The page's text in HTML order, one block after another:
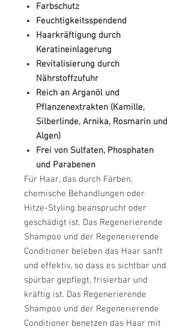
Farbschutz
Feuchtigkeitsspendend
Haarkräftigung durch
Keratineinlagerung
Revitalisierung durch
Nährstoffzufuhr
Reich an Arganöl und
Pflanzenextrakten (Kamille,
Silberlinde, Arnika, Rosmarin und
Algen)
Frei von Sulfaten, Phosphaten
und Parabenen
Für Haar, das durch Färben,
chemische Behandlungen oder
Hitze-Styling beansprucht oder
geschädigt ist. Das Regenerierende
Shampoo und der Regenerierende
Conditioner beleben das Haar sanft
und effektiv, so dass es sichtbar und
spürbar gepflegt, frisierbar und
kräftig ist. Das Regenerierende
Shampoo und der Regenerierende
Conditioner benetzen das Haar mit